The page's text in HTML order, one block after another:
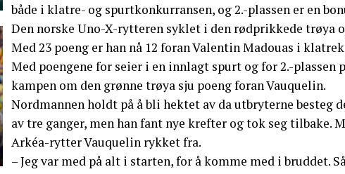
både i klatre- og spurtkonkurransen, og 2.-plassen er en
Den norske Uno-X-rytteren syklet i den rødprikkede trøya
Med 23 poeng er han nå 12 foran Valentin Madouas i
Med poengene for seier i en innlagt spurt og for 2.-plassen
kampen om den grønne trøya sju poeng foran Vauquelin.
Nordmannen holdt på å bli hektet av da utbryterne besteg
av tre ganger, men han fant nye krefter og tok seg tilbake.
Arkéa-rytter Vauquelin rykket fra.
– Jeg var med på alt i starten, for å komme med i bruddet.